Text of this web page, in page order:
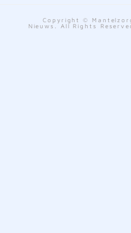
Copyright ©
Nieuws. All Rights